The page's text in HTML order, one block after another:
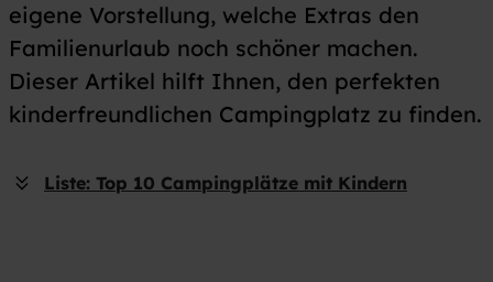
eigene Vorstellung, welche Extras den
Familienurlaub noch schöner machen.
Dieser Artikel hilft Ihnen, den perfekten
kinderfreundlichen Campingplatz zu finden.
Liste: Top 10 Campingplätze mit Kindern